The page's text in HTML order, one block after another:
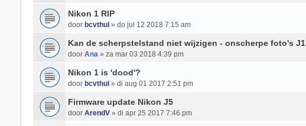
Nikon 1 RIP
door bcvthul » do jul 12 2018 7:15 am
Kan de scherpstelstand niet wijzigen - onscherpe foto's J1
door Ana» za mar 03 2018 4:39 pm
Nikon 1 is 'dood'?
door bcvthul » di aug 01 2017 2:51 pm
Firmware update Nikon J5
door ArendV» di apr 25 2017 7:46 pm